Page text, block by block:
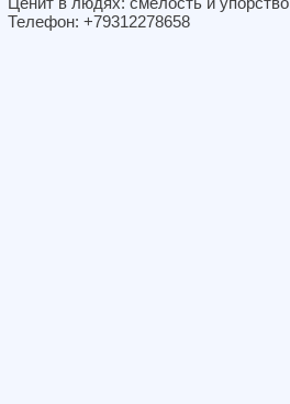
Телефон: +79312278658